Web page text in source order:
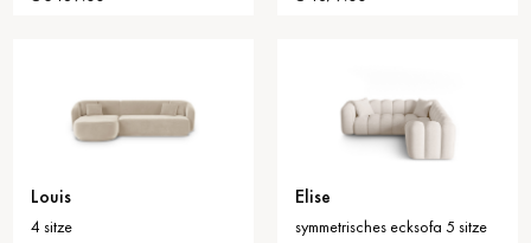
Louis
4 sitze
Elise
symmetrisches ecksofa 5 sitze